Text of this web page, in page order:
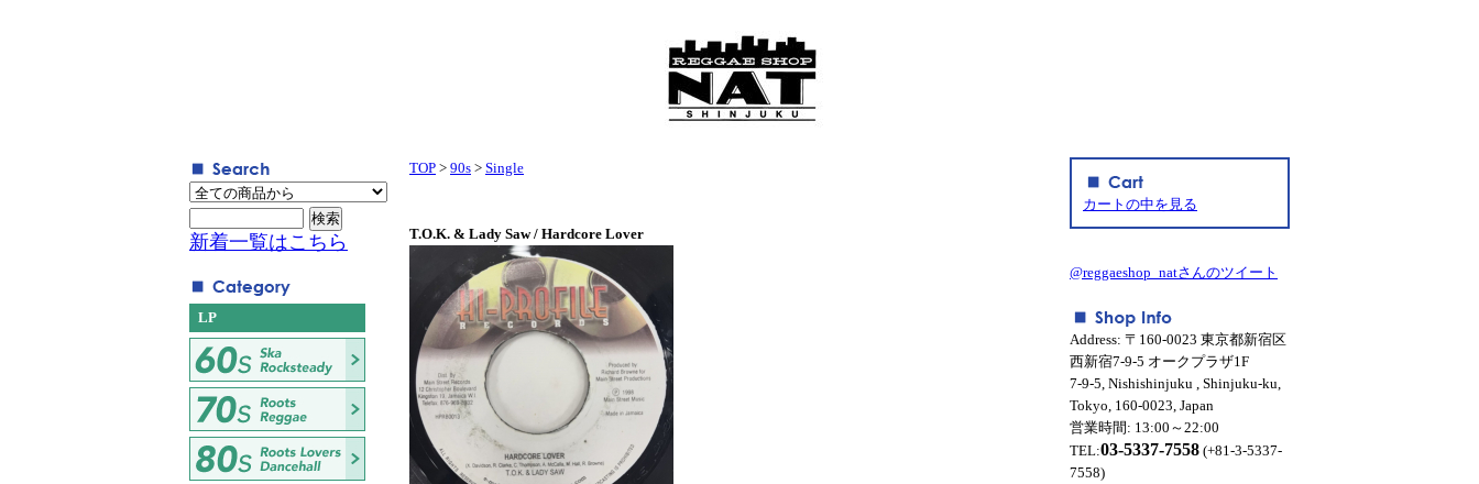
TOP > 90s > Single
T.O.K. & Lady Saw / Hardcore Lover
新着一覧はこちら
LP
カートの中を見る
@reggaeshop_natさんのツイート
Address: 〒160-0023 東京都新宿区
西新宿7-9-5 オークプラザ1F
7-9-5, Nishishinjuku , Shinjuku-ku,
Tokyo, 160-0023, Japan
営業時間: 13:00～22:00
TEL:03-5337-7558 (+81-3-5337-
7558)